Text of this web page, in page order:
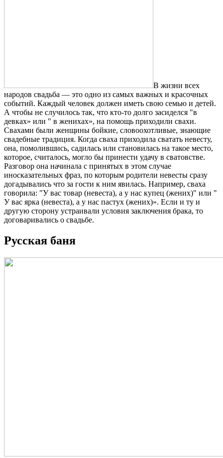
В жизни всех
народов свадьба — это одно из самых важных и красочных
событий. Каждый человек должен иметь свою семью и детей.
А чтобы не случилось так, что кто-то долго засиделся "в
девках» или " в женихах», на помощь приходили свахи.
Свахами были женщины бойкие, словоохотливые, знающие
свадебные традиция. Когда сваха приходила сватать невесту,
она, помолившись, садилась или становилась на такое место,
которое, считалось, могло бы принести удачу в сватовстве.
Разговор она начинала с принятых в этом случае
иносказательных фраз, по которым родители невесты сразу
догадывались что за гости к ним явилась. Например, сваха
говорила: "У вас товар (невеста), а у нас купец (жених)" или "
У вас ярка (невеста), а у нас пастух (жених)». Если и ту и
другую сторону устраивали условия заключения брака, то
договаривались о свадьбе.
Русская баня